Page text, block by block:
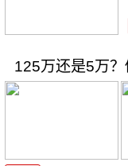
125万还是5万